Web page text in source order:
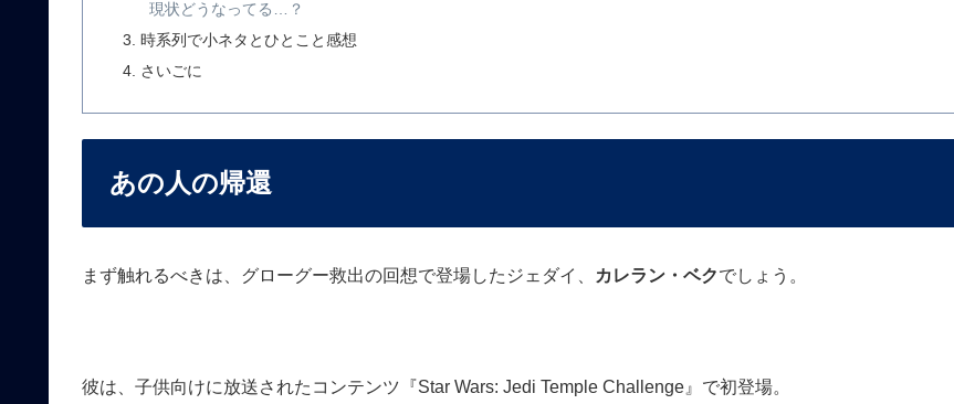
現状どうなってる…？
時系列で小ネタとひとこと感想
さいごに
あの人の帰還
まず触れるべきは、グローグー救出の回想で登場したジェダイ、 カレラン・ベクでしょう。
彼は、子供向けに放送されたコンテンツ『Star Wars: Jedi Temple Challenge』で初登場。